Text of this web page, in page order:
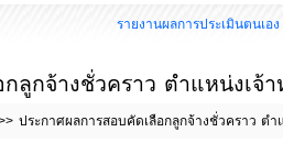
รายงานผลการประเมินตนเอง
ลูกจ้างชั่วคราว ตำแหน่งเ
ประกาศผลการสอบคัดเลือกลูกจ้างชั่วคราว ต